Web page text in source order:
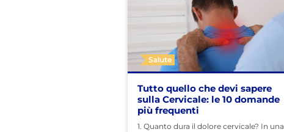
Salute
Tutto quello che devi sapere
sulla Cervicale: le 10 domande
più frequenti
1. Quanto dura il dolore cervicale? In una